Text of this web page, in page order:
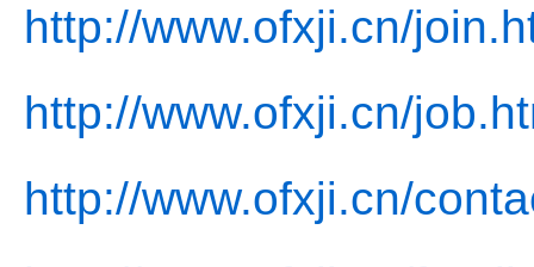
http://www.ofxji.cn/
http://www.ofxji.cn/
http://www.ofxji.cn/